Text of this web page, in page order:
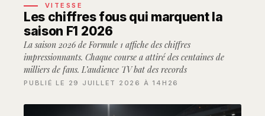
VITESSE
Les chiffres fous qui marquent la
saison F1 2026
La saison 2026 de Formule 1 affiche des chiffres
impressionnants. Chaque course a attiré des centaines de
milliers de fans. L’audience TV bat des records
PUBLIÉ LE 29 JUILLET 2026 À 14H26